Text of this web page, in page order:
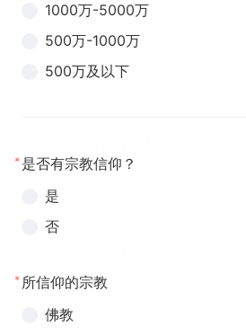
1000万-5000万
500万-1000万
500万及以下
* 是否有宗教信仰？
是
否
* 所信仰的宗教
佛教